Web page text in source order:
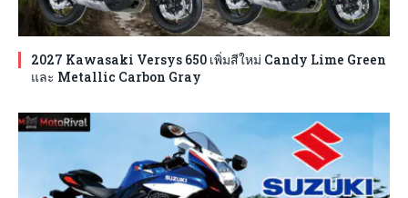
2027 Kawasaki Versys 650 เพิ่มสีใหม่ Candy Lime Green
และ Metallic Carbon Gray